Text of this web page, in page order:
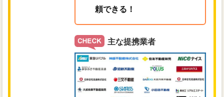
頼できる！
主な提携業者